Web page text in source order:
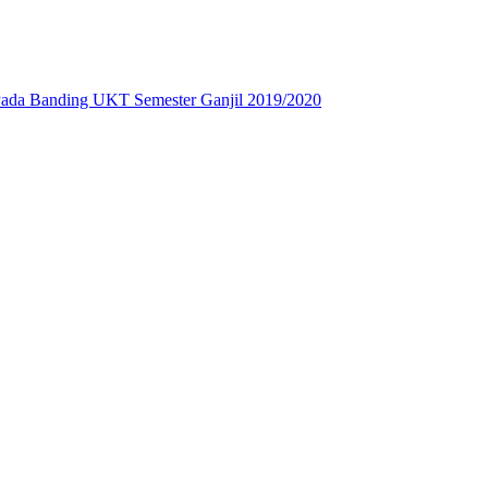
Banding UKT Semester Ganjil 2019/2020